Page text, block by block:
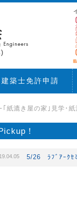
建築士免許申請
紙漉き屋の家｣見学･
！
5/26 ﾗﾌﾞｱｰｸｾﾐ